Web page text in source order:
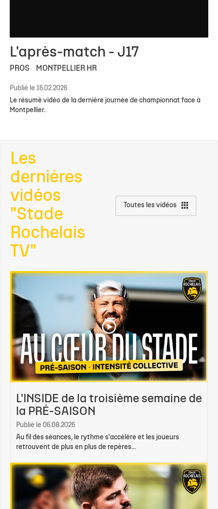
L'après-match - J17
PROS MONTPELLIER HR
Publié le 16.02.2026
Le résumé vidéo de la dernière journée de championnat face à
Montpellier.
Les
dernières
vidéos
"Stade
Rochelais
TV"
Toutes les vidéos
L'INSIDE de la troisième semaine de
la PRÉ-SAISON
Publié le 06.08.2026
Au fil des séances, le rythme s'accélère et les joueurs
retrouvent de plus en plus de repères...